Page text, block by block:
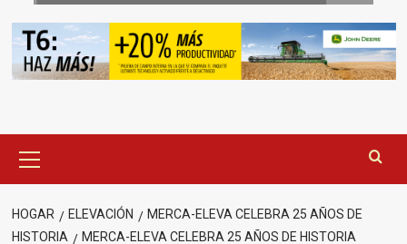
principal
HOGAR ELEVACIÓN
MERCA-ELEVA CELEBRA 25 AÑOS DE
HISTORIA
MERCA-ELEVA CELEBRA 25 AÑOS DE HISTORIA